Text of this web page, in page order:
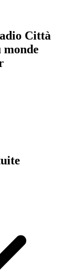
Città